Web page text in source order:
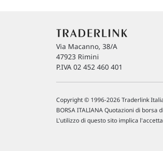
Via Macanno, 38/A
47923 Rimini
P.IVA 02 452 460 401
Copyright © 1996-2026 Traderlink
BORSA ITALIANA Quotazioni di
L'utilizzo di questo sito implica